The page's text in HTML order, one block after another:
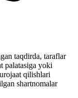
taqdirda, taraflar
palatasiga yoki
qilishlari
shartnomalar